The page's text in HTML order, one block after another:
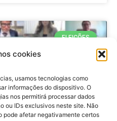
cookies
usamos tecnologias como
informações do dispositivo. O
nos permitirá processar dados
ou IDs exclusivos neste site. Não
pode afetar negativamente certos
ELEIÇÕES